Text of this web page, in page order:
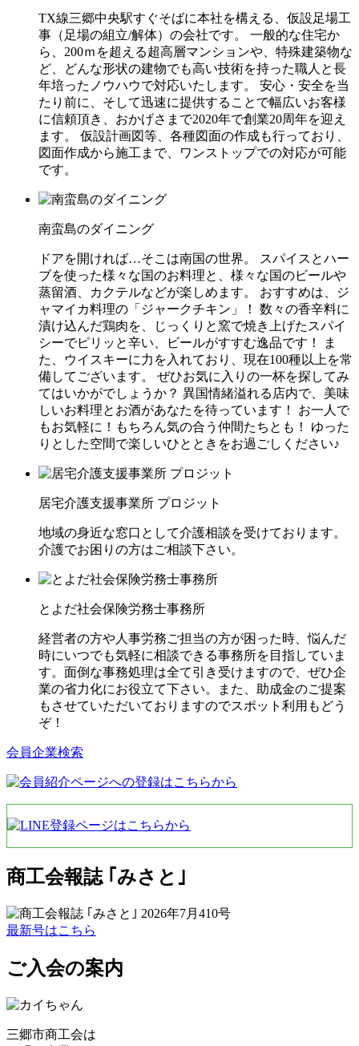
TX線三郷中央駅すぐそばに本社を構える、仮設足場工
事（足場の組立/解体）の会社です。 一般的な住宅か
ら、200ｍを超える超高層マンションや、特殊建築物な
ど、どんな形状の建物でも高い技術を持った職人と長
年培ったノウハウで対応いたします。 安心・安全を当
たり前に、そして迅速に提供することで幅広いお客様
に信頼頂き、おかげさまで2020年で創業20周年を迎え
ます。 仮設計画図等、各種図面の作成も行っており、
図面作成から施工まで、ワンストップでの対応が可能
です。
南蛮島のダイニング
ドアを開ければ…そこは南国の世界。 スパイスとハー
ブを使った様々な国のお料理と、様々な国のビールや
蒸留酒、カクテルなどが楽しめます。 おすすめは、ジ
ャマイカ料理の「ジャークチキン」！ 数々の香辛料に
漬け込んだ鶏肉を、じっくりと窯で焼き上げたスパイ
シーでピリッと辛い、ビールがすすむ逸品です！ ま
た、ウイスキーに力を入れており、現在100種以上を常
備してございます。 ぜひお気に入りの一杯を探してみ
てはいかがでしょうか？ 異国情緒溢れる店内で、美味
しいお料理とお酒があなたを待っています！ お一人で
もお気軽に！もちろん気の合う仲間たちとも！ ゆった
りとした空間で楽しいひとときをお過ごしください♪
居宅介護支援事業所 プロジット
地域の身近な窓口として介護相談を受けております。
介護でお困りの方はご相談下さい。
とよだ社会保険労務士事務所
経営者の方や人事労務ご担当の方が困った時、悩んだ
時にいつでも気軽に相談できる事務所を目指していま
す。面倒な事務処理は全て引き受けますので、ぜひ企
業の省力化にお役立て下さい。また、助成金のご提案
もさせていただいておりますのでスポット利用もどう
ぞ！
会員企業検索
商工会報誌 ｢みさと｣
最新号はこちら
ご入会の案内
三郷市商工会は